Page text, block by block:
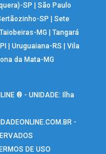
SP | São Paulo
SP | Sete
Taiobeiras-MG |Tangará
| Uruguaiana-RS | Vila
da Mata-MG
® - UNIDADE: Ilha
-
DE USO